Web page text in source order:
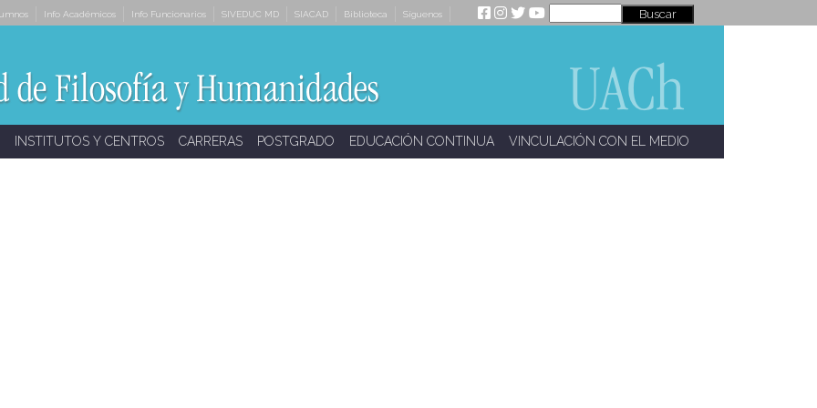
Info Académicos Info Funcionarios SIVEDUC MD SIACAD Biblioteca Síguenos
INSTITUTOS Y CENTROS CARRERAS POSTGRADO EDUCACIÓN CONTINUA VINCULACIÓN CON EL MEDIO